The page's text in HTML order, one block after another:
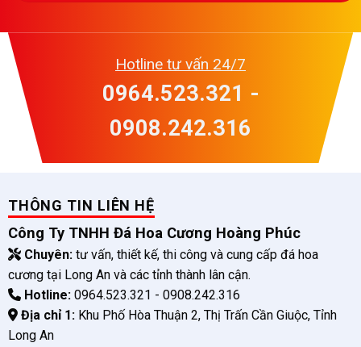
Hotline tư vấn 24/7
0964.523.321 -
0908.242.316
THÔNG TIN LIÊN HỆ
Công Ty TNHH Đá Hoa Cương Hoàng Phúc
Chuyên:tư vấn, thiết kế, thi công và cung cấp đá hoa
cương tại Long An và các tỉnh thành lân cận.
Hotline:0964.523.321 - 0908.242.316
Địa chỉ 1:Khu Phố Hòa Thuận 2, Thị Trấn Cần Giuộc, Tỉnh
Long An